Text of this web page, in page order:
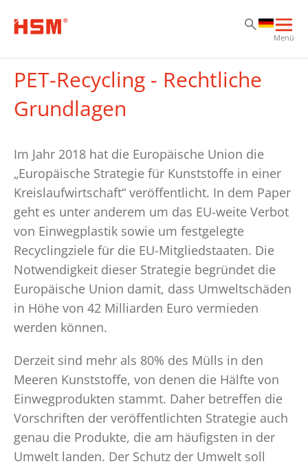
Menü
PET-Recycling - Rechtliche
Grundlagen
Im Jahr 2018 hat die Europäische Union die
„Europäische Strategie für Kunststoffe in einer
Kreislaufwirtschaft“ veröffentlicht. In dem Paper
geht es unter anderem um das EU-weite Verbot
von Einwegplastik sowie um festgelegte
Recyclingziele für die EU-Mitgliedstaaten. Die
Notwendigkeit dieser Strategie begründet die
Europäische Union damit, dass Umweltschäden
in Höhe von 42 Milliarden Euro vermieden
werden können.
Derzeit sind mehr als 80% des Mülls in den
Meeren Kunststoffe, von denen die Hälfte von
Einwegprodukten stammt. Daher betreffen die
Vorschriften der veröffentlichten Strategie auch
genau die Produkte, die am häufigsten in der
Umwelt landen. Der Schutz der Umwelt soll